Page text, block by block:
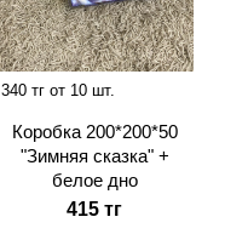
340 тг от 10 шт.
Коробка 200*200*50
"Зимняя сказка" +
белое дно
415 тг